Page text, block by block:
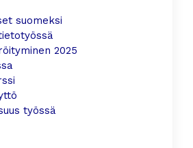
suomeksi
2025
työssä